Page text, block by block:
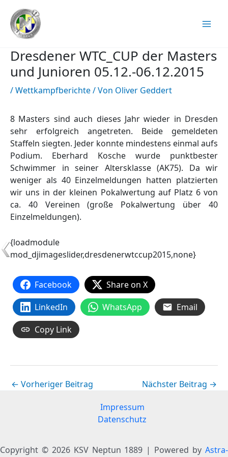
Inhalt
springen
Dresdener WTC_CUP der Masters
und Junioren 05.12.-06.12.2015
/Wettkampfberichte/ Von Oliver Geddert
8 Masters sind auch dieses Jahr wieder in Dresden
sehr erfolgreich angetreten. Beide gemeldeten
Staffeln siegten. Jeder konnte mindestens einmal aufs
Podium. Eberhard Kosche wurde punktbester
Schwimmer in seiner Altersklasse (AK75). Da wir
weniger als 40 Einzelmeldungen hatten platzierten
wir uns in der kleinen Pokalwertung auf Platz 6 von
ca. 40 Vereinen (große Pokalwertung über 40
Einzelmeldungen).
{loadmodule
mod_djimageslider,dresdenerwtccup2015,none}
Facebook
Share on X
LinkedIn
WhatsApp
Email
Copy Link
← Vorheriger Beitrag Nächster Beitrag →
Impressum
Datenschutz
Copyright © 2026 KSV Neptun 1889 | Powered by Astra-